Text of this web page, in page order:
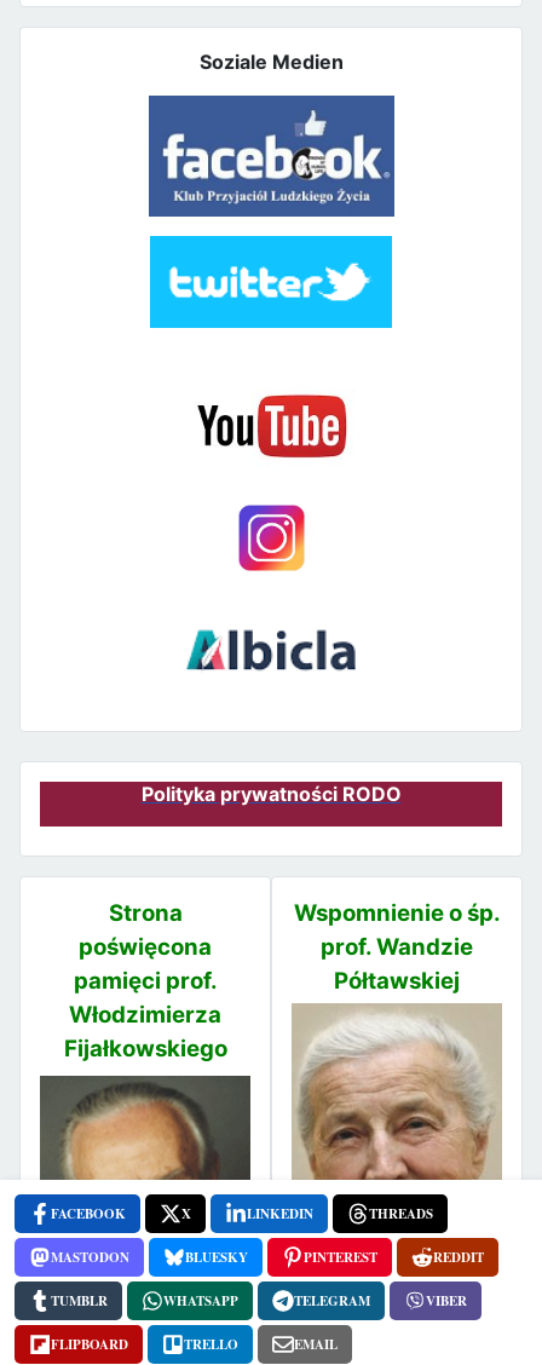
Soziale Medien
FACEBOOK X LINKEDIN THREADS
MASTODON BLUESKY PINTEREST REDDIT
TUMBLR WHATSAPP TELEGRAM VIBER
FLIPBOARD TRELLO EMAIL
Polityka prywatności RODO
Strona
poświęcona
pamięci prof.
Włodzimierza
Fijałkowskiego
Wspomnienie o śp.
prof. Wandzie
Półtawskiej